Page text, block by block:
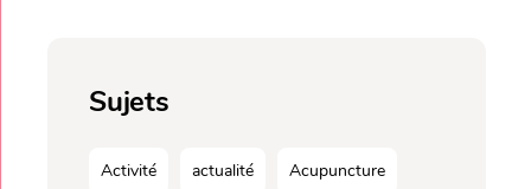
Sujets
Activité actualité Acupuncture